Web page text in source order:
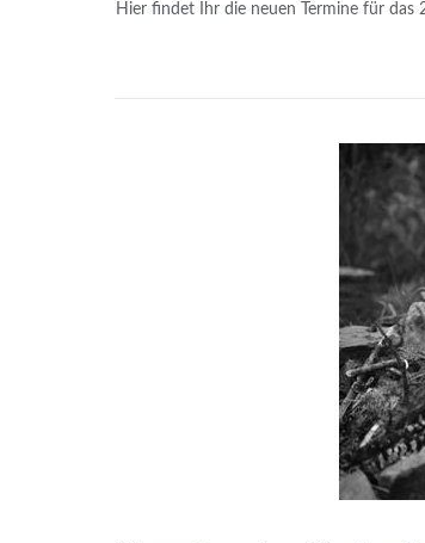
Hier findet Ihr die neuen Termine für